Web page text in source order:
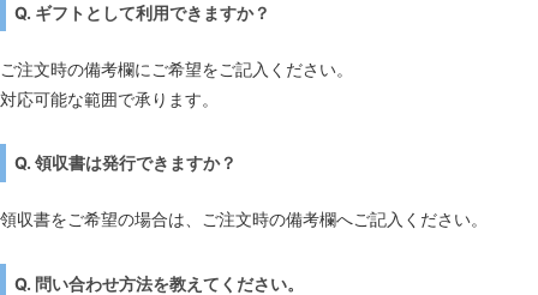
Q. ギフトとして利用できますか？
ご注文時の備考欄にご希望をご記入ください。
対応可能な範囲で承ります。
Q. 領収書は発行できますか？
領収書をご希望の場合は、ご注文時の備考欄へご記入ください。
Q. 問い合わせ方法を教えてください。